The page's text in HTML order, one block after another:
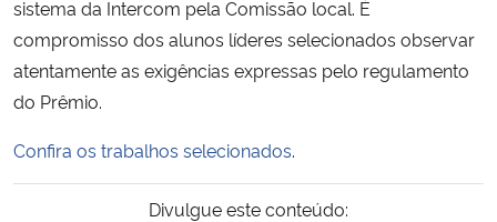
Gabinete de Segurança Institucional
Advocacia-Geral da União
Banco Central do Brasil
sistema da Intercom pela Comissão local. É
compromisso dos alunos líderes selecionados observar
atentamente as exigências expressas pelo regulamento
do Prêmio.
Confira os trabalhos selecionados.
Divulgue este conteúdo: